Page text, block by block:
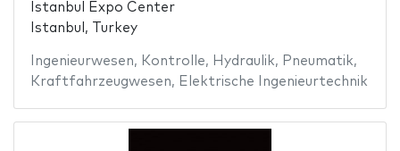
Istanbul Expo Center
Istanbul, Turkey
Ingenieurwesen, Kontrolle, Hydraulik, Pneumatik,
Kraftfahrzeugwesen, Elektrische Ingenieurtechnik